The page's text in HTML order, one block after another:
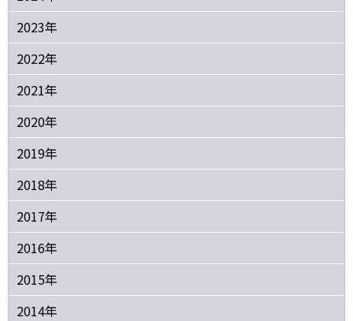
2023年
2022年
2021年
2020年
2019年
2018年
2017年
2016年
2015年
2014年